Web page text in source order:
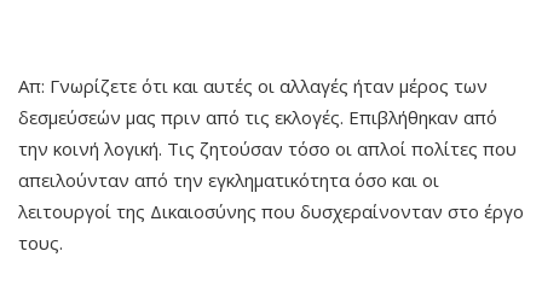
Απ: Γνωρίζετε ότι και αυτές οι αλλαγές ήταν μέρος των
δεσμεύσεών μας πριν από τις εκλογές. Επιβλήθηκαν από
την κοινή λογική. Τις ζητούσαν τόσο οι απλοί πολίτες που
απειλούνταν από την εγκληματικότητα όσο και οι
λειτουργοί της Δικαιοσύνης που δυσχεραίνονταν στο έργο
τους.